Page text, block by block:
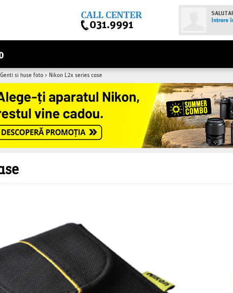
Intrare
Genti si huse foto> Nikon L2x series case